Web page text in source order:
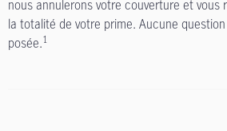
nous annulerons votre couverture et vous
la totalité de votre prime. Aucune
posée.1